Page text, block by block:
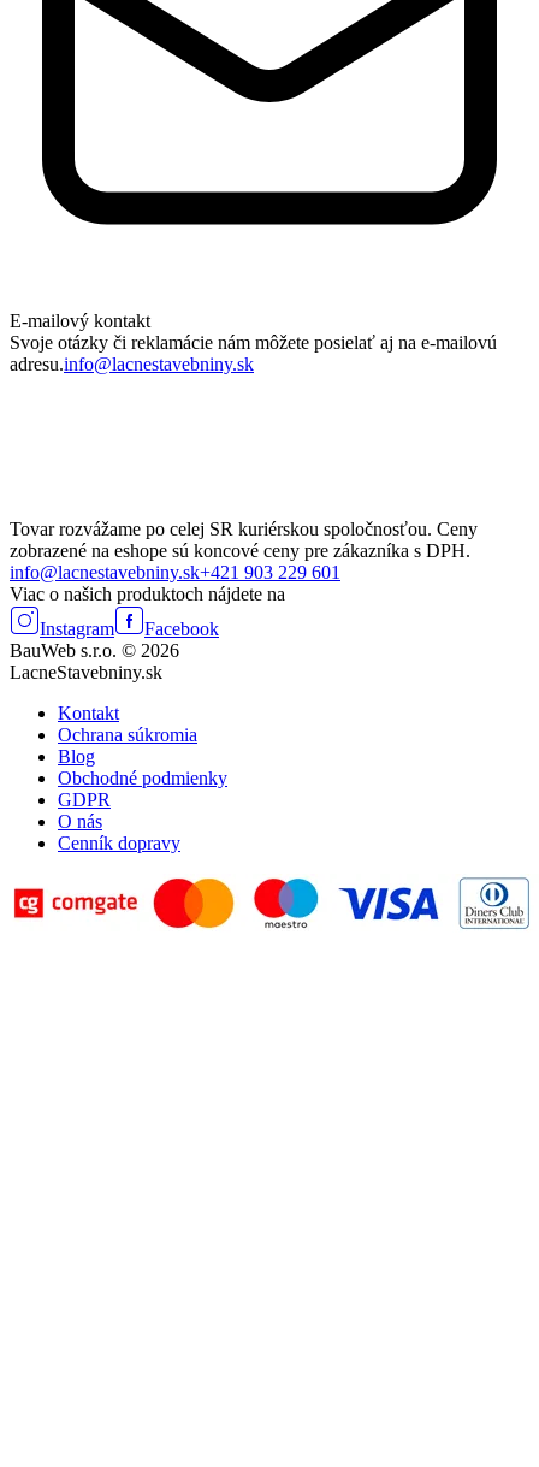
E-mailový kontakt
Svoje otázky či reklamácie nám môžete posielať aj na e-mailovú
adresu.info@lacnestavebniny.sk
Tovar rozvážame po celej SR kuriérskou spoločnosťou. Ceny
zobrazené na eshope sú koncové ceny pre zákazníka s DPH.
info@lacnestavebniny.sk+421 903 229 601
Viac o našich produktoch nájdete na
Instagram
Facebook
BauWeb s.r.o. © 2026
LacneStavebniny.sk
Kontakt
Ochrana súkromia
Blog
Obchodné podmienky
GDPR
O nás
Cenník dopravy